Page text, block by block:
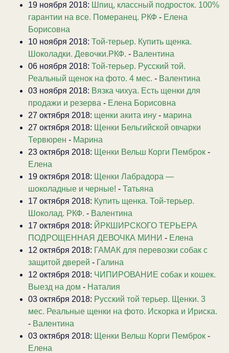
19 ноября 2018: Шпиц, классный подросток. 100%
гарантии на все. Померанец. РКФ - Елена
Борисовна
10 ноября 2018: Той-терьер. Купить щенка.
Шоколадки. Девочки.РКФ. - Валентина
06 ноября 2018: Той-терьер. Русский той.
Реальный щенок на фото. 4 мес. - Валентина
03 ноября 2018: Вязка чихуа. Есть щенки для
продажи и резерва - Елена Борисовна
27 октября 2018: щенки акита ину - марина
27 октября 2018: Щенки Бельгийской овчарки
Тервюрен - Марина
23 октября 2018: Щенки Вельш Корги Пемброк -
Елена
19 октября 2018: Щенки Лабрадора —
шоколадные и черные! - Татьяна
17 октября 2018: Купить щенка. Той-терьер.
Шоколад. РКФ. - Валентина
17 октября 2018: ЙРКШИРСКОГО ТЕРЬЕРА
ПОДРОЩЕННАЯ ДЕВОЧКА МИНИ - Елена
12 октября 2018: ГАМАК для перевозки собак с
защитой дверей - Галина
12 октября 2018: ЧИПИРОВАНИЕ собак и кошек.
Выезд на дом - Наталия
03 октября 2018: Русский той терьер. Щенки. 3
мес. Реальные щенки на фото. Искорка и Ириска.
- Валентина
03 октября 2018: Щенки Вельш Корги Пемброк -
Елена